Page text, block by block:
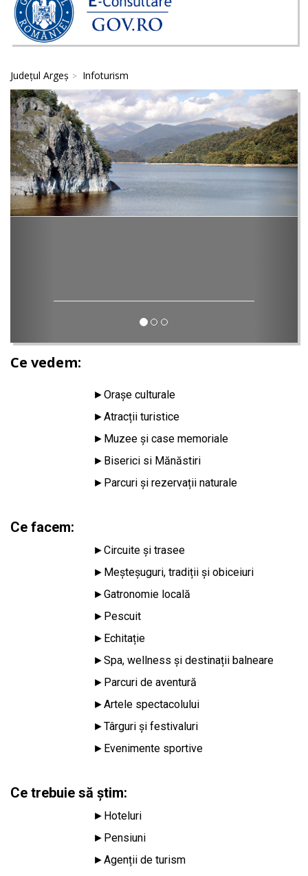
Județul Argeș Infoturism
Ce vedem:
►Orașe culturale
►Atracții turistice
► Muzee și case memoriale
► Biserici si Mănăstiri
► Parcuri și rezervații naturale
Ce facem:
►Circuite și trasee
► Meșteșuguri, tradiții și obiceiuri
►Gatronomie locală
► Pescuit
► Echitație
►Spa, wellness și destinații balneare
► Parcuri de aventură
►Artele spectacolului
►Târguri și festivaluri
► Evenimente sportive
Ce trebuie să știm:
► Hoteluri
► Pensiuni
►Agenții de turism